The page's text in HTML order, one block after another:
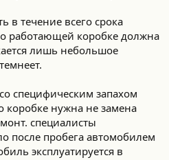
в течение всего срока
работающей коробке должна
лишь небольшое
специфическим запахом
коробке нужна не замена
специалисты
после пробега автомобилем
эксплуатируется в